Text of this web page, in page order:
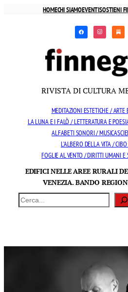
HOMECHI SIAMOEVENTISOSTIENI
facebookinstagram
RIVISTA DI CULTURA
MEDITAZIONI ESTETICHE / ARTE
LA LUNA E I FALÒ / LETTERATURA E
ALFABETI SONORI / MUSICA
L’ALBERO DELLA VITA /
FOGLIE AL VENTO / DIRITTI UMANI E
EDIFICI NELLE AREE RURALI
VENEZIA. BANDO
Cerca